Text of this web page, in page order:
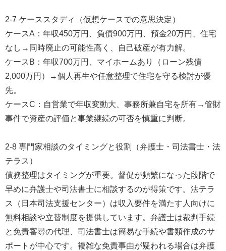
2-7 ケーススタディ（仮想ケースでの意思決定）
ケースA：年収450万円、負債900万円、預金20万円、住宅
なし→同時廃止の可能性高く、自己破産が有力解。
ケースB：年収700万円、マイホームあり（ローン残債
2,000万円）→個人再生や任意整理で住宅を守る検討が優
先。
ケースC：自営業で年収変動大、事務所兼自宅を所有→管財
事件で資産の評価と事業継続の可否を慎重に判断。
2-8 専門家相談のタイミングと役割（弁護士・司法書士・法
テラス）
債務整理はタイミングが重要。督促が頻繁になった段階で
早めに弁護士や司法書士に相談するのが得策です。法テラ
ス（日本司法支援センター）は収入要件を満たす人向けに
無料相談や立替制度を提供しています。弁護士は裁判手続
と免責審尋の代理、司法書士は簡易な手続や書類作成のサ
ポートが中心です。複雑な免責事由が疑われる場合は弁護